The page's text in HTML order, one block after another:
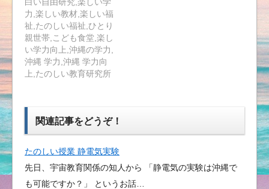
白い自由研究,楽しい学
力,楽しい教材,楽しい福
祉,たのしい福祉,ひとり
親世帯,こども食堂,楽し
い学力向上,沖縄の学力,
沖縄 学力,沖縄 学力向
上,たのしい教育研究所
関連記事をどうぞ！
たのしい授業 静電気実験
先日、宇宙教育関係の知人から 「静電気の実験は沖縄で
も可能ですか？」 というお話…